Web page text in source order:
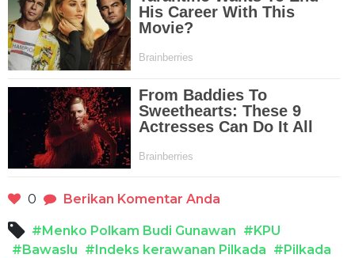
0 Berikan Komentar Anda
#Menko Polkam Budi Gunawan #KPU
#Bawaslu #Indeks kerawanan Pilkada #Pilkada